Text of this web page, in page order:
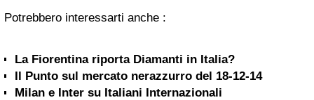
Potrebbero interessarti anche :
La Fiorentina riporta Diamanti in Italia?
Il Punto sul mercato nerazzurro del 18-12-14
Milan e Inter su Italiani Internazionali